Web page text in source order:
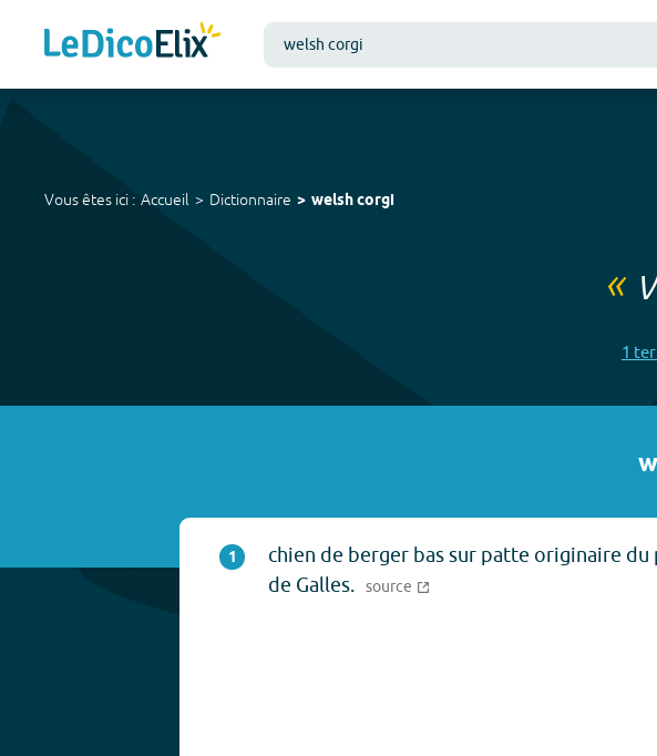
Vous êtes ici : Accueil Dictionnaire welsh corgi
«
1
1
chien de berger bas sur patte originaire du
de Galles. source